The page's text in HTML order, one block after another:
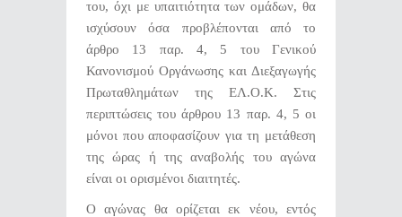
του, όχι με υπαιτιότητα των ομάδων, θα
ισχύσουν όσα προβλέπονται από το
άρθρο 13 παρ. 4, 5 του Γενικού
Κανονισμού Οργάνωσης και Διεξαγωγής
Πρωταθλημάτων της ΕΛ.Ο.Κ. Στις
περιπτώσεις του άρθρου 13 παρ. 4, 5 οι
μόνοι που αποφασίζουν για τη μετάθεση
της ώρας ή της αναβολής του αγώνα
είναι οι ορισμένοι διαιτητές.
Ο αγώνας θα ορίζεται εκ νέου, εντός